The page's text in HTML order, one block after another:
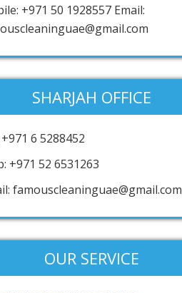
+971 50 1928557 Email:
SHARJAH OFFICE
6 5288452
+971 52 6531263
famouscleaninguae@gmail.com
OUR SERVICE